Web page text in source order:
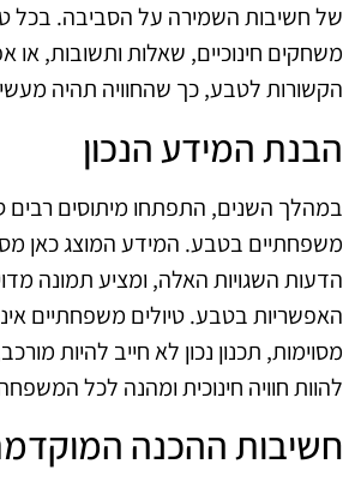
של חשיבות השמירה על הסביבה. בכל
משחקים חינוכיים, שאלות ותשובות, או
הקשורות לטבע, כך שהחוויה תהיה
הבנת המידע הנכון
במהלך השנים, התפתחו מיתוסים רבים
משפחתיים בטבע. המידע המוצג כאן
הדעות השגויות האלה, ומציע תמונה
האפשריות בטבע. טיולים משפחתיים
מסוימות, תכנון נכון לא חייב להיות
להוות חוויה חינוכית ומהנה לכל
חשיבות ההכנה